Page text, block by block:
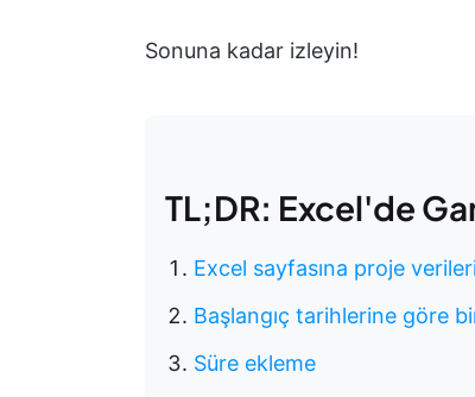
Sonuna kadar izleyin!
TL;DR: Excel'de
Excel sayfasına proje
Başlangıç tarihlerine göre
Süre ekleme